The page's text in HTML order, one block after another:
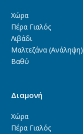
Χώρα
Πέρα Γιαλός
Λιβάδι
Μαλτεζάνα (Ανάληψη)
Βαθύ
Διαμονή
Χώρα
Πέρα Γιαλός